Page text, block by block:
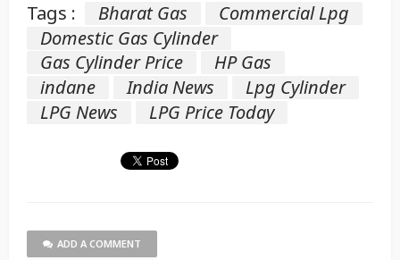
Tags : Bharat Gas
Commercial Lpg
Domestic Gas Cylinder
Gas Cylinder Price
HP Gas
indane
India News
Lpg Cylinder
LPG News
LPG Price Today
ADD A COMMENT